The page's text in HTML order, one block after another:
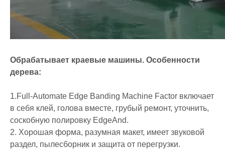
Обрабатывает краевые машины. Особенности
дерева:
1.Full-Automate Edge Banding Machine Factor включает
в себя клей, голова вместе, грубый ремонт, уточнить,
соскобную полировку EdgeAnd.
2. Хорошая форма, разумная макет, имеет звуковой
раздел, пылесборник и защита от перегрузки.